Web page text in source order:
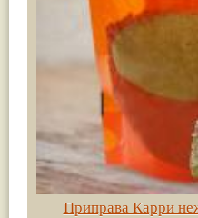
Приправа Карри